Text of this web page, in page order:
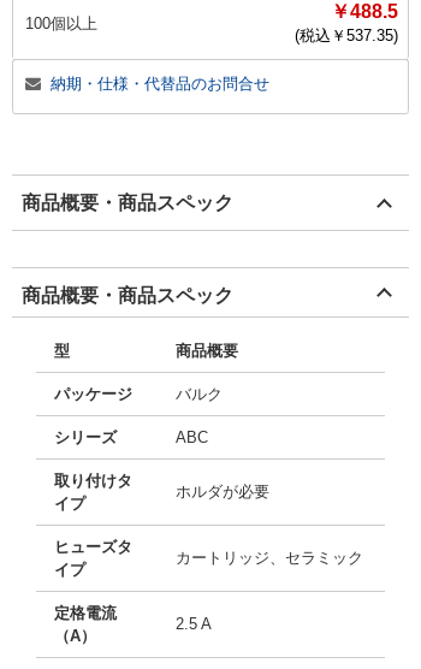
100個以上
￥488.5
(税込￥ 537.35)
納期・仕様・代替品のお問合せ
商品概要・商品スペック
商品概要・商品スペック
型 商品概要
パッケージ バルク
シリーズ ABC
取り付けタ
イプ
ホルダが必要
ヒューズタ
イプ
カートリッジ、セラミック
定格電流
（A）
2.5 A